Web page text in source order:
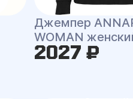
Джемпер
WOMAN
2027 ₽